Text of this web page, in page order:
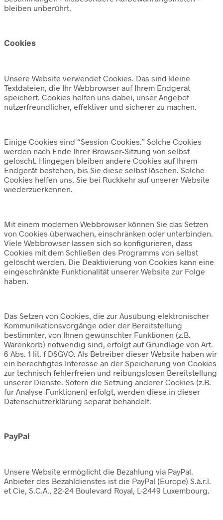
bleiben unberührt.
Cookies
Unsere Website verwendet Cookies. Das sind kleine
Textdateien, die Ihr Webbrowser auf Ihrem Endgerät
speichert. Cookies helfen uns dabei, unser Angebot
nutzerfreundlicher, effektiver und sicherer zu machen.
Einige Cookies sind “Session-Cookies.” Solche Cookies
werden nach Ende Ihrer Browser-Sitzung von selbst
gelöscht. Hingegen bleiben andere Cookies auf Ihrem
Endgerät bestehen, bis Sie diese selbst löschen. Solche
Cookies helfen uns, Sie bei Rückkehr auf unserer Website
wiederzuerkennen.
Mit einem modernen Webbrowser können Sie das Setzen
von Cookies überwachen, einschränken oder unterbinden.
Viele Webbrowser lassen sich so konfigurieren, dass
Cookies mit dem Schließen des Programms von selbst
gelöscht werden. Die Deaktivierung von Cookies kann eine
eingeschränkte Funktionalität unserer Website zur Folge
haben.
Das Setzen von Cookies, die zur Ausübung elektronischer
Kommunikationsvorgänge oder der Bereitstellung
bestimmter, von Ihnen gewünschter Funktionen (z.B.
Warenkorb) notwendig sind, erfolgt auf Grundlage von Art.
6 Abs. 1 lit. f DSGVO. Als Betreiber dieser Website haben wir
ein berechtigtes Interesse an der Speicherung von Cookies
zur technisch fehlerfreien und reibungslosen Bereitstellung
unserer Dienste. Sofern die Setzung anderer Cookies (z.B.
für Analyse-Funktionen) erfolgt, werden diese in dieser
Datenschutzerklärung separat behandelt.
PayPal
Unsere Website ermöglicht die Bezahlung via PayPal.
Anbieter des Bezahldienstes ist die PayPal (Europe) S.à.r.l.
et Cie, S.C.A., 22-24 Boulevard Royal, L-2449 Luxembourg.